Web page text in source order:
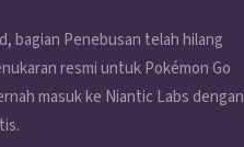
bagian Penebusan telah hilang
resmi untukPokémon Go
masuk ke Niantic Labs dengan